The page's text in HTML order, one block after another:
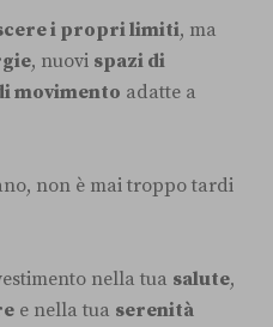
i propri limiti, ma
, nuovi spazi di
movimento adatte a
non è mai troppo tardi
nella tua salute,
e nella tua serenità